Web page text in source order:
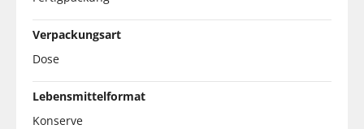
Verpackungsart
Dose
Lebensmittelformat
Konserve